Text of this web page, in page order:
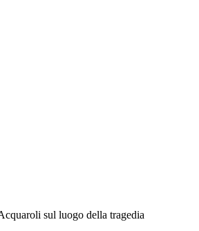
sul luogo della tragedia